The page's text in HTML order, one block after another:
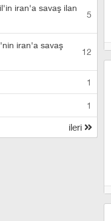
iran'a savaş ilan
5
iran'a savaş
12
1
1
ileri